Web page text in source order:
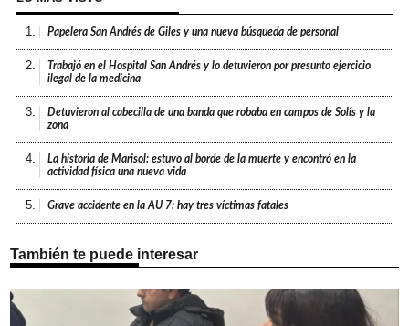
1. Papelera San Andrés de Giles y una nueva búsqueda de personal
2.
Trabajó en el Hospital San Andrés y lo detuvieron por presunto ejercicio
ilegal de la medicina
3.
Detuvieron al cabecilla de una banda que robaba en campos de Solís y la
zona
4.
La historia de Marisol: estuvo al borde de la muerte y encontró en la
actividad física una nueva vida
5. Grave accidente en la AU 7: hay tres víctimas fatales
También te puede interesar